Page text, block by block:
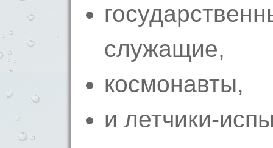
служащие,
космонавты,
и летчики-